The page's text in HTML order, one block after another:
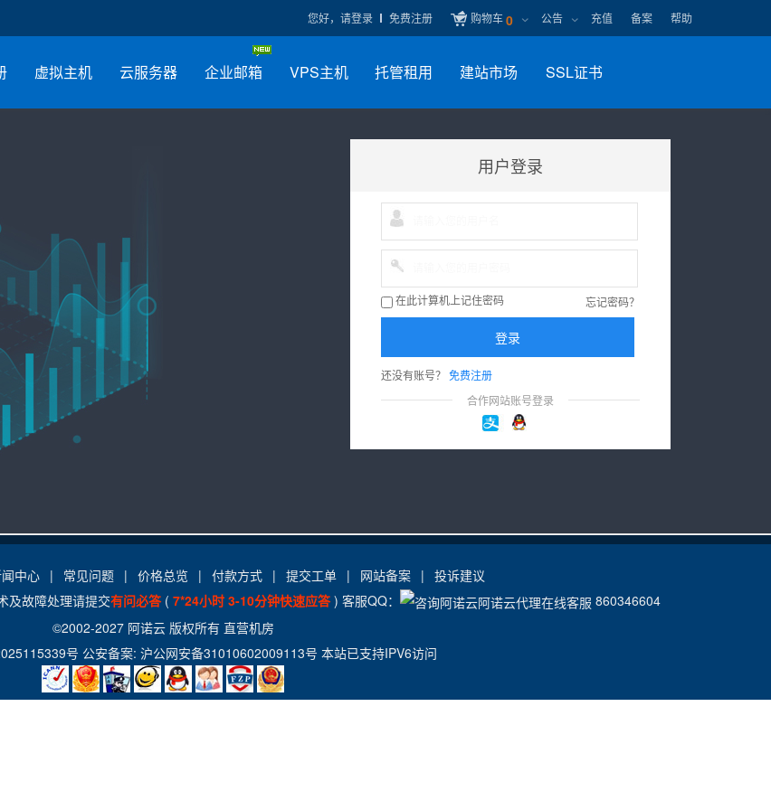
您好，请登录 免费注册 购物车0 公告 充值 备案 帮助
虚拟主机 云服务器 企业邮箱 VPS主机 托管租用 建站市场 SSL证书
用户登录
在此计算机上记住密码 忘记密码？
登录
还没有账号？ 免费注册
合作网站账号登录
中心 | 常见问题 | 价格总览 | 付款方式 | 提交工单 | 网站备案 | 投诉建议
及故障处理请提交有问必答( 7*24小时 3-10分钟快速应答) 客服QQ：
860346604
©2002-2027 阿诺云版权所有 直营机房
号 公安备案: 沪公网安备31010602009113号 本站已支持IPV6访问